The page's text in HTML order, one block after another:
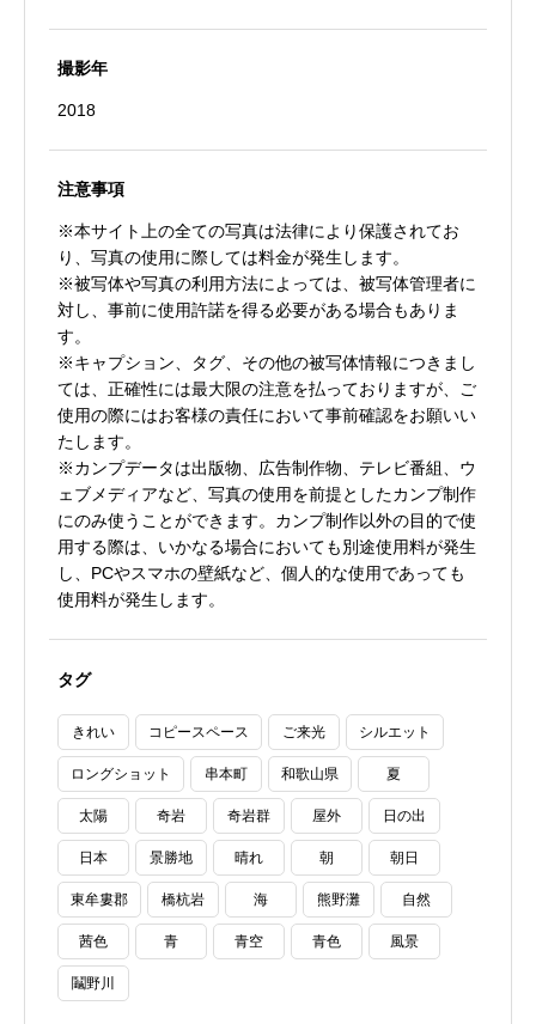
撮影年
2018
注意事項
※本サイト上の全ての写真は法律により保護されてお
り、写真の使用に際しては料金が発生します。
※被写体や写真の利用方法によっては、被写体管理者に
対し、事前に使用許諾を得る必要がある場合もありま
す。
※キャプション、タグ、その他の被写体情報につきまし
ては、正確性には最大限の注意を払っておりますが、ご
使用の際にはお客様の責任において事前確認をお願いい
たします。
※カンプデータは出版物、広告制作物、テレビ番組、ウ
ェブメディアなど、写真の使用を前提としたカンプ制作
にのみ使うことができます。カンプ制作以外の目的で使
用する際は、いかなる場合においても別途使用料が発生
し、PCやスマホの壁紙など、個人的な使用であっても
使用料が発生します。
タグ
きれい コピースペース ご来光 シルエット
ロングショット 串本町 和歌山県 夏
太陽 奇岩 奇岩群 屋外 日の出
日本 景勝地 晴れ 朝 朝日
東牟婁郡 橋杭岩 海 熊野灘 自然
茜色 青 青空 青色 風景
鬮野川